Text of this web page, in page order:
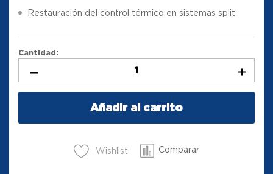
Restauración del control térmico en sistemas split
Cantidad:
Añadir al carrito
Wishlist Comparar